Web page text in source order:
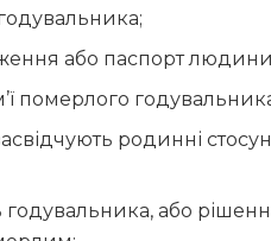
або паспорт
померлого
родинні
годувальника, або